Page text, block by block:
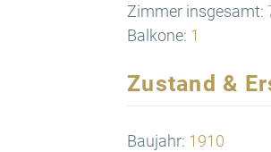
Zimmer insgesamt:
Balkone: 1
Zustand &
Baujahr: 1910